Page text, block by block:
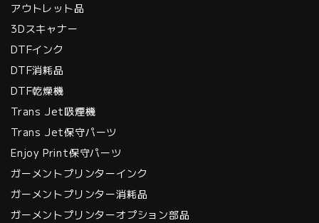
アウトレット品
3Dスキャナー
DTFインク
DTF消耗品
DTF乾燥機
Trans Jet吸煙機
Trans Jet保守パーツ
Enjoy Print保守パーツ
ガーメントプリンターインク
ガーメントプリンター消耗品
ガーメントプリンターオプション部品